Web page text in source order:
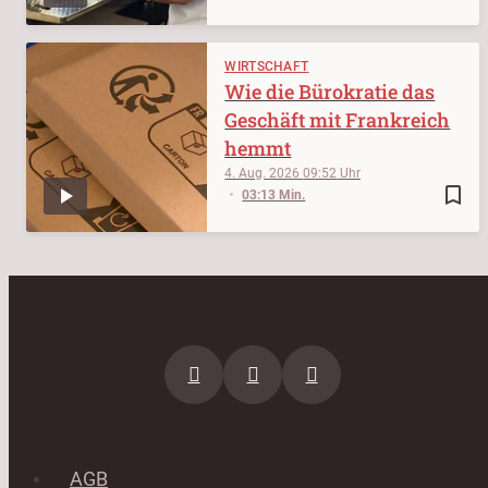
WIRTSCHAFT
bookmark_border
4. Aug. 202609:52
03:13 Min.
Wie die Bürokratie das
Geschäft mit Frankreich
hemmt
AGB